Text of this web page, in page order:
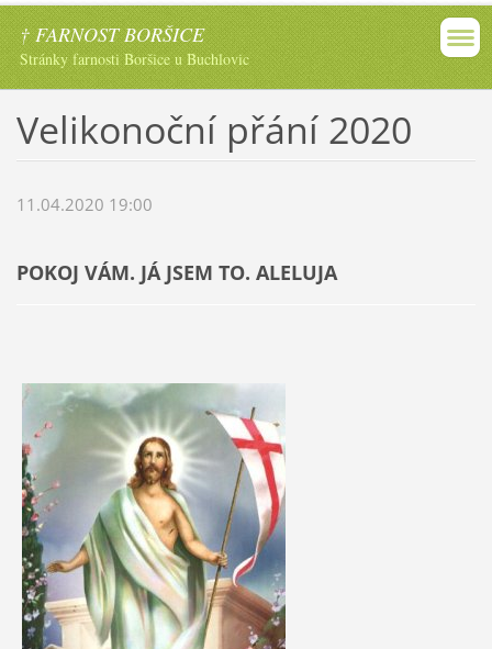
† FARNOST BORŠICE
Stránky farnosti Boršice u Buchlovic
Velikonoční přání 2020
11.04.2020 19:00
POKOJ VÁM. JÁ JSEM TO. ALELUJA